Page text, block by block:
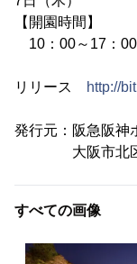
【開園時間】
10：00～17：00
リリース http://
発行元：阪急阪神
大阪市北区
すべての画像